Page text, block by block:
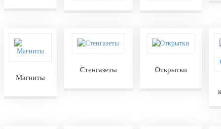
Магниты
Стенгазеты Открытки